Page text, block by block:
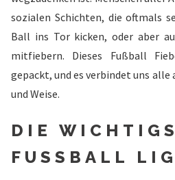
sozialen Schichten, die oftmals
Ball ins Tor kicken, oder aber
mitfiebern. Dieses Fußball
gepackt, und es verbindet uns alle
und Weise.
DIE
FUSSBALL